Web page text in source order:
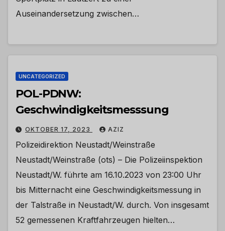
Auseinandersetzung zwischen…
UNCATEGORIZED
POL-PDNW:
Geschwindigkeitsmesssung
OKTOBER 17, 2023 AZIZ
Polizeidirektion Neustadt/Weinstraße
Neustadt/Weinstraße (ots) – Die Polizeiinspektion
Neustadt/W. führte am 16.10.2023 von 23:00 Uhr
bis Mitternacht eine Geschwindigkeitsmessung in
der Talstraße in Neustadt/W. durch. Von insgesamt
52 gemessenen Kraftfahrzeugen hielten…